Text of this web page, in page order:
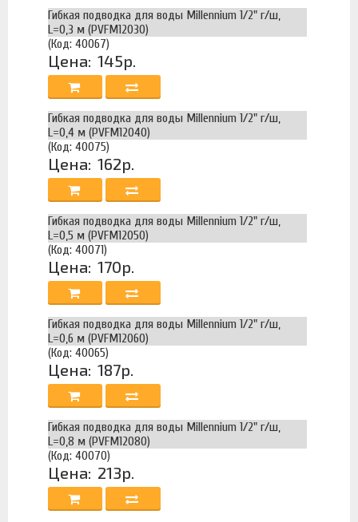
Гибкая подводка для воды Millennium 1/2" г/ш,
L=0,3 м (PVFM12030)
(Код: 40067)
Цена: 145р.
Гибкая подводка для воды Millennium 1/2" г/ш,
L=0,4 м (PVFM12040)
(Код: 40075)
Цена: 162р.
Гибкая подводка для воды Millennium 1/2" г/ш,
L=0,5 м (PVFM12050)
(Код: 40071)
Цена: 170р.
Гибкая подводка для воды Millennium 1/2" г/ш,
L=0,6 м (PVFM12060)
(Код: 40065)
Цена: 187р.
Гибкая подводка для воды Millennium 1/2" г/ш,
L=0,8 м (PVFM12080)
(Код: 40070)
Цена: 213р.